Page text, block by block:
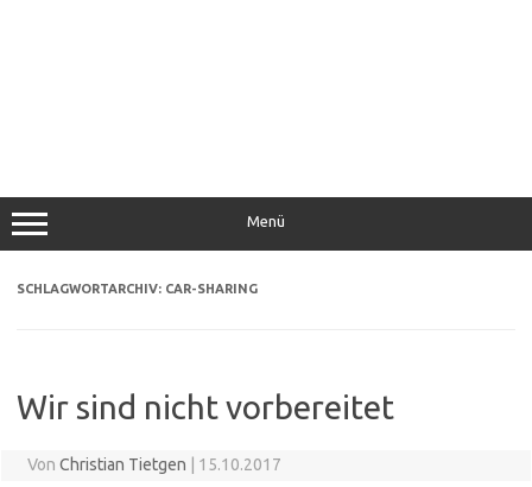
Menü
SCHLAGWORTARCHIV: CAR-SHARING
Wir sind nicht vorbereitet
Von Christian Tietgen | 15.10.2017